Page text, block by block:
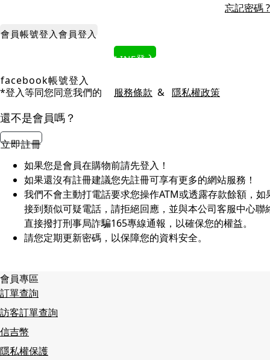
忘記密碼 ?
會員帳號登入會員登入
LINE登入
facebook帳號登入
*登入等同您同意我們的
服務條款 & 隱私權政策
還不是會員嗎？
立即註冊
如果您是會員在購物前請先登入！
如果還沒有註冊建議您先註冊可享有更多的網站服務！
我們不會主動打電話要求您操作ATM或透露存款餘額，如
接到類似可疑電話，請拒絕回應，並與本公司客服中心聯
直接撥打刑事局詐騙165專線通報，以確保您的權益。
請您定期更新密碼，以保障您的資料安全。
會員專區
訂單查詢
訪客訂單查詢
信吉幣
隱私權保護